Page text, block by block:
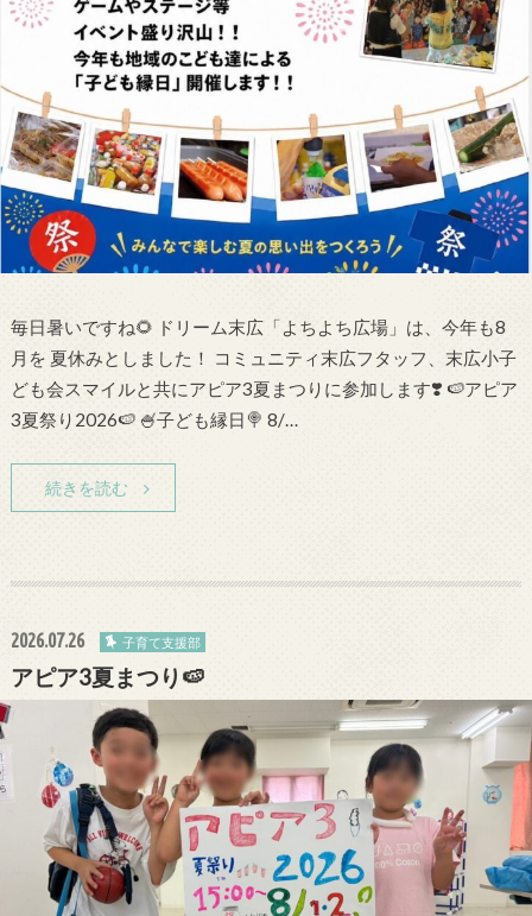
毎日暑いですね🌻 ドリーム末広「よちよち広場」は、今年も8
月を 夏休みとしました！ コミュニティ末広フタッフ、末広小子
ども会スマイルと共にアピア3夏まつりに参加します❣️ 🍉アピア
3夏祭り2026🍉 🍧子ども縁日🍭 8/…
続きを読む
2026.07.26 子育て支援部
アピア3夏まつり🍉